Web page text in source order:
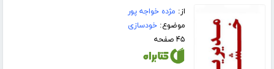
از: مژده خواجه پور
موضوع:خودسازی
۴۵ صفحه